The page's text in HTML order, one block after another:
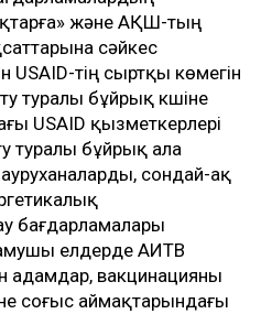
және АҚШ-тың
сәйкес
USAID-тің сыртқы көмегін
туралы бұйрық күшіне
USAID қызметкерлері
туралы бұйрық ала
сондай-ақ
бағдарламалары
елдерде АИТВ
адамдар, вакцинацияны
соғыс аймақтарындағы